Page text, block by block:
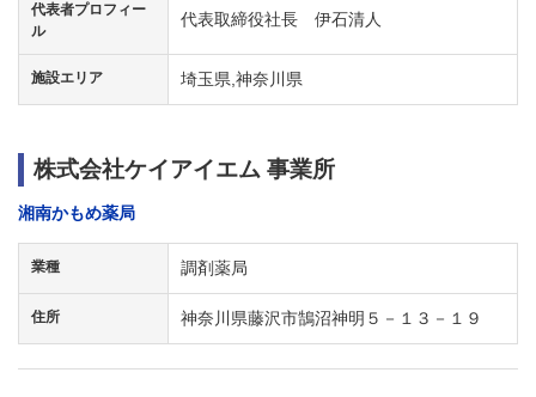
代表者プロフィー
ル
代表取締役社長 伊石清人
施設エリア 埼玉県,神奈川県
株式会社ケイアイエム 事業所
湘南かもめ薬局
業種 調剤薬局
住所 神奈川県藤沢市鵠沼神明５－１３－１９